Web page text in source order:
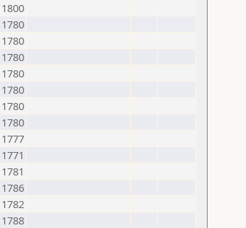
1800
1780
1780
1780
1780
1780
1780
1780
1777
1771
1781
1786
1782
1788